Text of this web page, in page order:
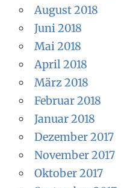
August 2018
Juni 2018
Mai 2018
April 2018
März 2018
Februar 2018
Januar 2018
Dezember 2017
November 2017
Oktober 2017